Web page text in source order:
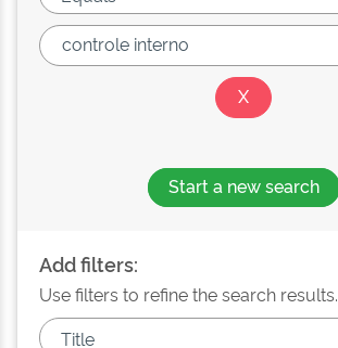
Start a new search
Add filters:
Use filters to refine the search results.